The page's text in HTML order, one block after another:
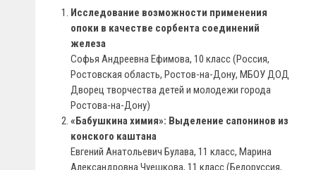
Исследование возможности применения
опоки в качестве сорбента соединений
железа
Софья Андреевна Ефимова, 10 класс (Россия,
Ростовская область, Ростов-на-Дону, МБОУ ДОД
Дворец творчества детей и молодежи города
Ростова-на-Дону)
«Бабушкина химия»: Выделение сапонинов из
конского каштана
Евгений Анатольевич Булава, 11 класс, Марина
Александровна Чуешкова, 11 класс (Белоруссия,